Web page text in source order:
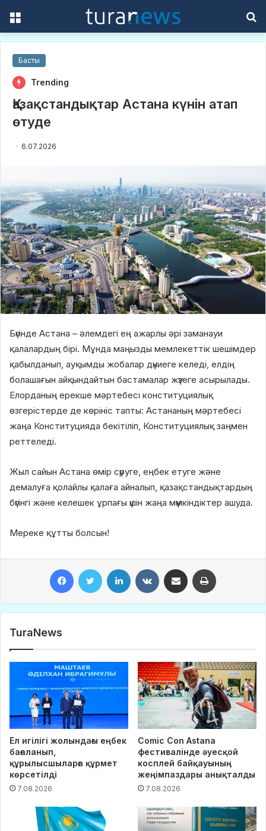
Басты
Trending
Қазақстандықтар Астана күнін атап
өтуде
6.07.2026
Бүгінде Астана – әлемдегі ең ажарлы әрі заманауи
қалалардың бірі. Мұнда маңызды мемлекеттік шешімдер
қабылданып, ауқымды жобалар дүниеге келеді, елдің
болашағын айқындайтын бастамалар жүзеге асырылады.
Елорданың ерекше мәртебесі конституциялық
өзгерістерде де көрініс тапты: Астананың мәртебесі
жаңа Конституцияда бекітіліп, Конституциялық заңмен
реттеледі.
Жыл сайын Астана өмір сүруге, еңбек етуге және
демалуға қолайлы қалаға айналып, қазақстандықтардың
бүгінгі және келешек ұрпағы үшін жаңа мүмкіндіктер ашуда.
Мереке құтты болсын!
TuraNews
Ел игілігі жолындағы еңбек
бағаланып,
құрылысшыларға құрмет
көрсетілді
7.08.2026
Comic Con Astana
фестивалінде әуесқой
косплей байқауының
жеңімпаздары анықталды
7.08.2026